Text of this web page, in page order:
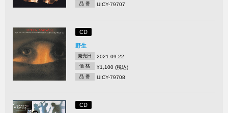
品 番 UICY-79707
CD
野生
発売日 2021.09.22
価 格 ¥1,100 (税込)
品 番 UICY-79708
CD